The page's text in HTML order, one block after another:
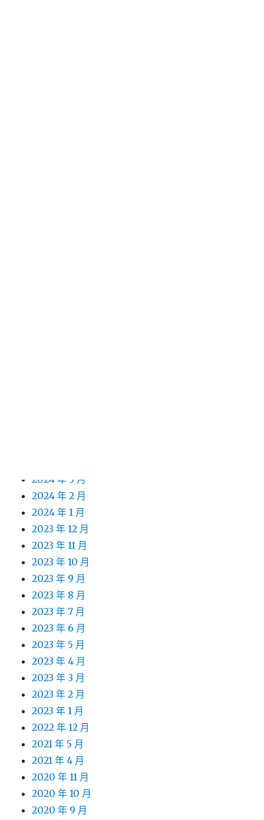
2024 年 3 月
2024 年 2 月
2024 年 1 月
2023 年 12 月
2023 年 11 月
2023 年 10 月
2023 年 9 月
2023 年 8 月
2023 年 7 月
2023 年 6 月
2023 年 5 月
2023 年 4 月
2023 年 3 月
2023 年 2 月
2023 年 1 月
2022 年 12 月
2021 年 5 月
2021 年 4 月
2020 年 11 月
2020 年 10 月
2020 年 9 月